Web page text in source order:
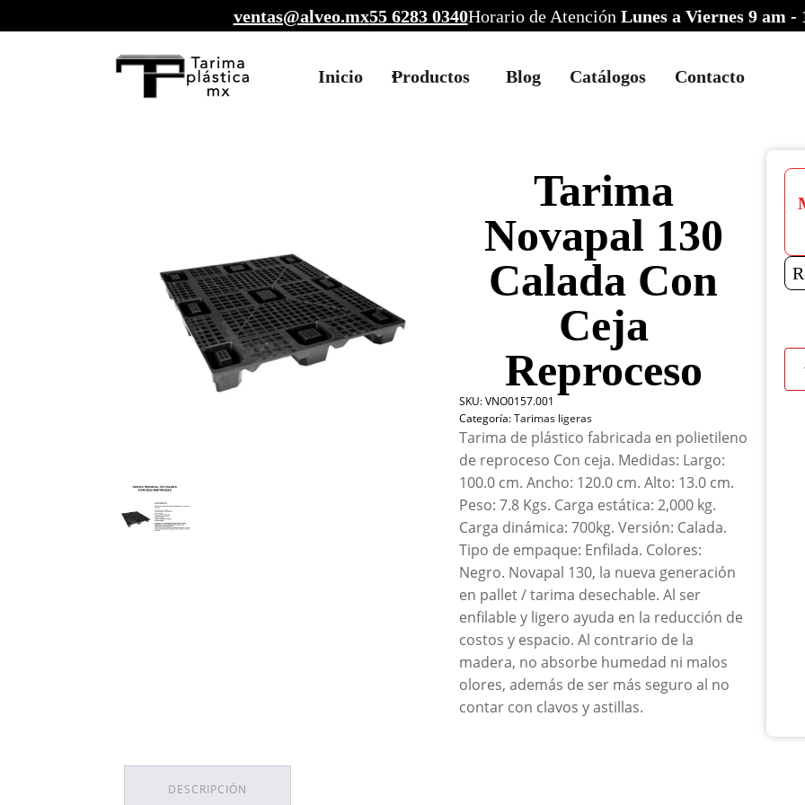
ventas@alveo.mx55 6283 0340Horario de Atención Lunes a Viernes 9 am
Inicio Productos Blog Catálogos Contacto
Tarima
Novapal 130
Calada Con
Ceja
Reproceso
SKU:VNO0157.001
Categoría:Tarimas ligeras
Tarima de plástico fabricada en polietileno
de reproceso Con ceja. Medidas: Largo:
100.0 cm. Ancho: 120.0 cm. Alto: 13.0 cm.
Peso: 7.8 Kgs. Carga estática: 2,000 kg.
Carga dinámica: 700kg. Versión: Calada.
Tipo de empaque: Enfilada. Colores:
Negro. Novapal 130, la nueva generación
en pallet / tarima desechable. Al ser
enfilable y ligero ayuda en la reducción de
costos y espacio. Al contrario de la
madera, no absorbe humedad ni malos
olores, además de ser más seguro al no
contar con clavos y astillas.
DESCRIPCIÓN